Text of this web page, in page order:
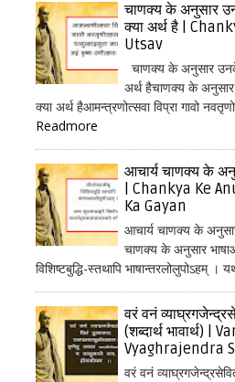
चाणक्य के अनुसार
क्या अर्थ है |
Utsav
चाणक्य के अनुसार
अर्थ हैचाणक्य के
क्या अर्थ हैआमन्त्रणोत्सवा विप्रा गावो
Readmore
आचार्य चाणक्य के
| Chankya Ke
Ka Gayan
आचार्य चाणक्य के
चाणक्य के अनुसार भाषाओं
विशिष्टबुद्धि-स्तथापि भाषान्तरलोलुपोऽहम् ।
वरं वनं
(शब्दार्थ भावार्थ) |
Vyaghrajendra
वरं वनं